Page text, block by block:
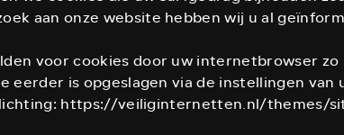
aan onze website hebben wij u al
voor cookies door uw internetbrowser
eerder is opgeslagen via de instellingen van
https://veiliginternetten.nl/themes/